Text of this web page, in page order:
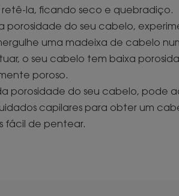
la, ficando seco e quebradiço.
porosidade do seu cabelo,
uma madeixa de cabelo
o seu cabelo tem baixa
poroso.
porosidade do seu cabelo, pode
capilares para obter um
fácil de pentear.